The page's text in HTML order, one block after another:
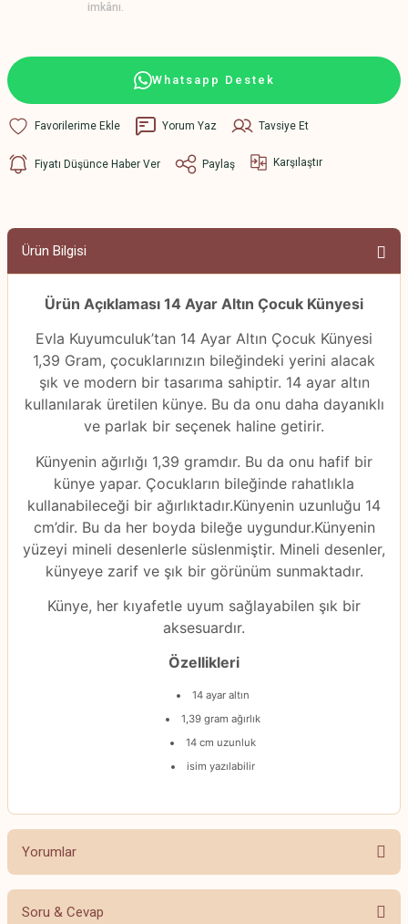
imkânı.
Whatsapp Destek
Yorum Yaz Tavsiye Et
Fiyatı Düşünce Haber Ver Paylaş Karşılaştır
Ürün Bilgisi
Ürün Açıklaması 14 Ayar Altın Çocuk Künyesi
Evla Kuyumculuk’tan 14 Ayar Altın Çocuk Künyesi
1,39 Gram, çocuklarınızın bileğindeki yerini alacak
şık ve modern bir tasarıma sahiptir. 14 ayar altın
kullanılarak üretilen künye. Bu da onu daha dayanıklı
ve parlak bir seçenek haline getirir.
Künyenin ağırlığı 1,39 gramdır. Bu da onu hafif bir
künye yapar. Çocukların bileğinde rahatlıkla
kullanabileceği bir ağırlıktadır.Künyenin uzunluğu 14
cm’dir. Bu da her boyda bileğe uygundur.Künyenin
yüzeyi mineli desenlerle süslenmiştir. Mineli desenler,
künyeye zarif ve şık bir görünüm sunmaktadır.
Künye, her kıyafetle uyum sağlayabilen şık bir
aksesuardır.
Özellikleri
14 ayar altın
1,39 gram ağırlık
14 cm uzunluk
isim yazılabilir
Yorumlar
Soru & Cevap